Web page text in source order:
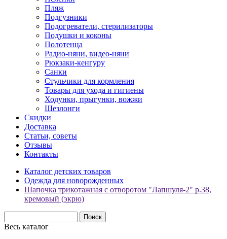
Пляж
Подгузники
Подогреватели, стерилизаторы
Подушки и коконы
Полотенца
Радио-няни, видео-няни
Рюкзаки-кенгуру
Санки
Стульчики для кормления
Товары для ухода и гигиены
Ходунки, прыгунки, вожжи
Шезлонги
Скидки
Доставка
Статьи, советы
Отзывы
Контакты
Каталог детских товаров
Одежда для новорожденных
Шапочка трикотажная с отворотом "Лапшуля-2" р.38,
кремовый (экрю)
Весь каталог